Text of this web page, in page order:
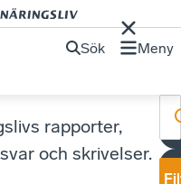
Sök Meny
rapporter,
och skrivelser.